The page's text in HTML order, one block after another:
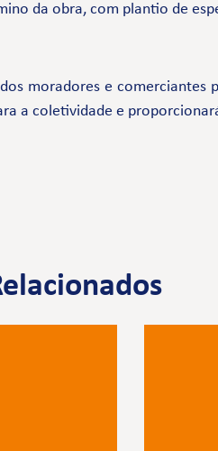
da obra, com plantio de
moradores e
a coletividade e